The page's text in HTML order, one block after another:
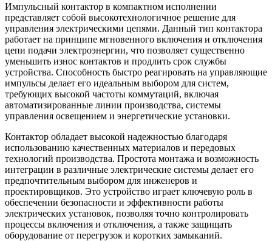
Импульсный контактор в компактном исполнении
представляет собой высокотехнологичное решение для
управления электрическими цепями. Данный тип контактора
работает на принципе мгновенного включения и отключения
цепи подачи электроэнергии, что позволяет существенно
уменьшить износ контактов и продлить срок службы
устройства. Способность быстро реагировать на управляющие
импульсы делает его идеальным выбором для систем,
требующих высокой частоты коммутаций, включая
автоматизированные линии производства, системы
управления освещением и энергетические установки.
Контактор обладает высокой надежностью благодаря
использованию качественных материалов и передовых
технологий производства. Простота монтажа и возможность
интеграции в различные электрические системы делает его
предпочтительным выбором для инженеров и
проектировщиков. Это устройство играет ключевую роль в
обеспечении безопасности и эффективности работы
электрических установок, позволяя точно контролировать
процессы включения и отключения, а также защищать
оборудование от перегрузок и коротких замыканий.